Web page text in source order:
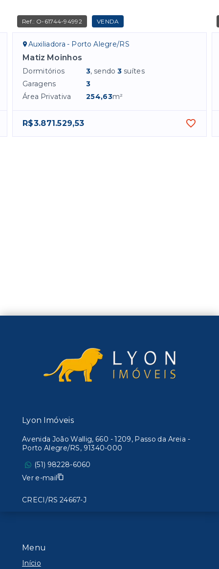
Ref.: O-61744-94992 VENDA
Auxiliadora - Porto Alegre/RS
Matiz Moinhos
Dormitórios 3, sendo3 suítes
Garagens
3
Área Privativa
254,63m²
R$3.871.529,53
Menu
Início
Lyon Imóveis
Avenida João Wallig, 660 - 1209, Passo da Areia -
Porto Alegre/RS, 91340-000
(51) 98228-6060
Ver e-mail
CRECI/RS 24667-J